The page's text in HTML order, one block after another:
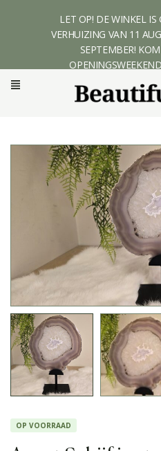
OP VOORRAAD
LET OP! DE WINKEL IS
VERHUIZING VAN 11
SEPTEMBER!